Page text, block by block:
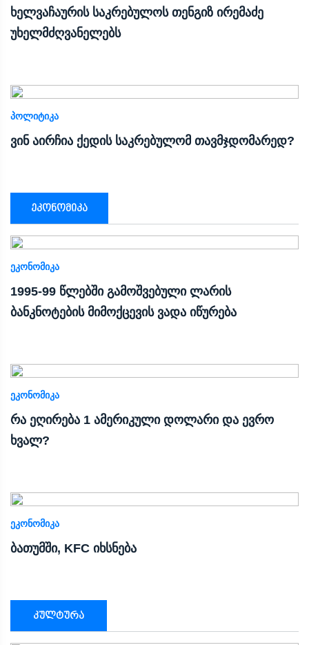
ხელვაჩაურის საკრებულოს თენგიზ ირემაძე
უხელმძღვანელებს
ᲞᲝᲚᲘᲢᲘᲙᲐ
ვინ აირჩია ქედის საკრებულომ თავმჯდომარედ?
ეკონომიკა
ᲔᲙᲝᲜᲝᲛᲘᲙᲐ
1995-99 წლებში გამოშვებული ლარის
ბანკნოტების მიმოქცევის ვადა იწურება
ᲔᲙᲝᲜᲝᲛᲘᲙᲐ
რა ეღირება 1 ამერიკული დოლარი და ევრო
ხვალ?
ᲔᲙᲝᲜᲝᲛᲘᲙᲐ
ბათუმში, KFC იხსნება
კულტურა